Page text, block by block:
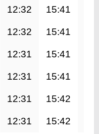
12:32 15:41
12:32 15:41
12:31 15:41
12:31 15:41
12:31 15:42
12:31 15:42